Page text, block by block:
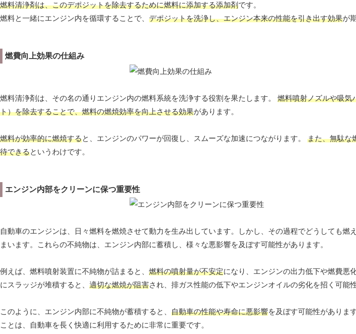
燃料清浄剤は、このデポジットを除去するために燃料に添加する添加剤です。
燃料と一緒にエンジン内を循環することで、 デポジットを洗浄し、エンジン本来の性能を引き出す効果が
燃費向上効果の仕組み
燃料清浄剤は、その名の通りエンジン内の燃料系統を洗浄する役割を果たします。 燃料噴射ノズルや吸気
ト）を除去することで、燃料の燃焼効率を向上させる効果があります。
燃料が効率的に燃焼すると、エンジンのパワーが回復し、スムーズな加速につながります。 また、無駄な
待できるというわけです。
エンジン内部をクリーンに保つ重要性
自動車のエンジンは、日々燃料を燃焼させて動力を生み出しています。しかし、その過程でどうしても燃
まいます。これらの不純物は、エンジン内部に蓄積し、様々な悪影響を及ぼす可能性があります。
例えば、燃料噴射装置に不純物が詰まると、 燃料の噴射量が不安定になり、エンジンの出力低下や燃費悪
にスラッジが堆積すると、 適切な燃焼が阻害され、排ガス性能の低下やエンジンオイルの劣化を招く可能
このように、エンジン内部に不純物が蓄積すると、 自動車の性能や寿命に悪影響を及ぼす可能性がありま
ことは、自動車を長く快適に利用するために非常に重要です。